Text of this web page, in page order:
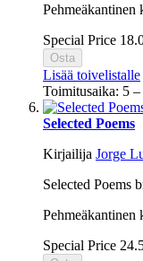
Pehmeäkantinen
Special Price
Osta
Lisää toivelistalle
Toimitusaika: 5
Selected Poems
Kirjailija Jorge
Selected Poems
Pehmeäkantinen
Special Price